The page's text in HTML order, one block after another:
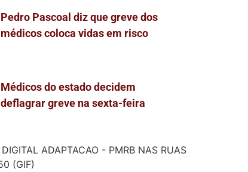
Pedro Pascoal diz que greve dos
médicos coloca vidas em risco
Médicos do estado decidem
deflagrar greve na sexta-feira